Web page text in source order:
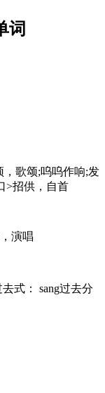
词
，歌颂;呜呜作响;发
>招供，自首
演唱
式： sang过去分